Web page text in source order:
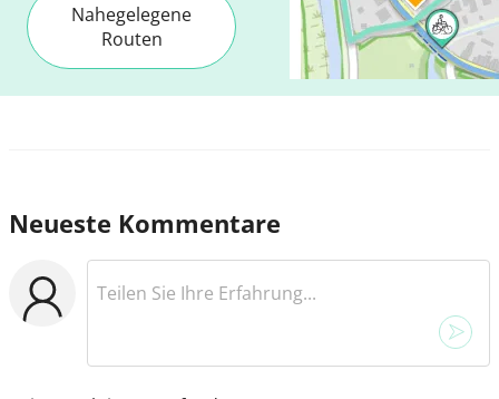
Nahegelegene
Routen
Neueste Kommentare